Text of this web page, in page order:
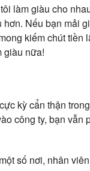
làm giàu cho
Nếu bạn mải
kiếm chút tiền
giàu nữa!
kỳ cẩn thận
công ty, bạn vẫn
số nơi, nhân